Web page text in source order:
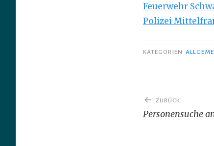
Feuerwehr
Polizei
KATEGORIEN
ZURÜCK
Personensuche